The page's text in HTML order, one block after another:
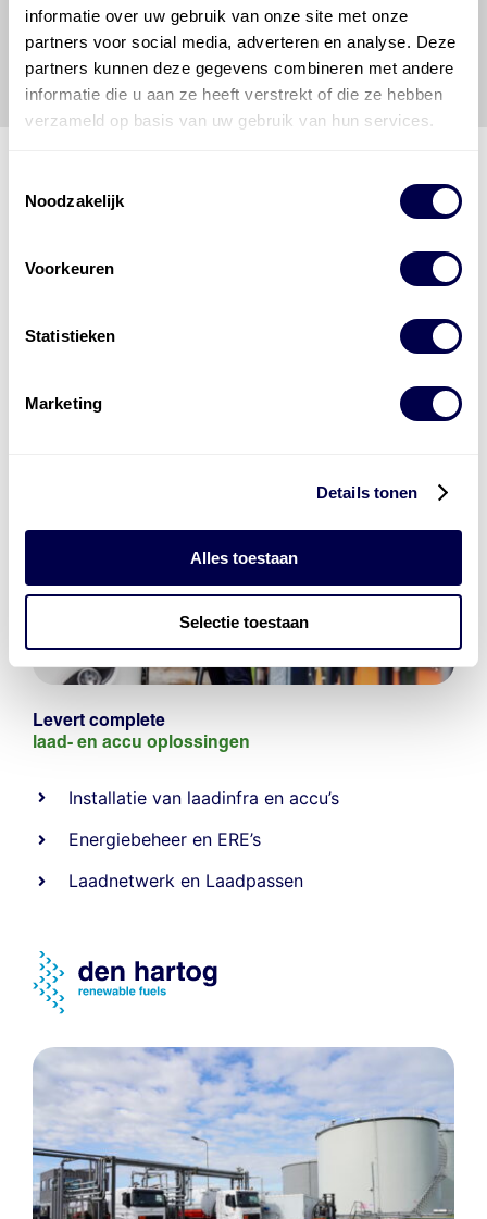
informatie over uw gebruik van onze site met onze
partners voor social media, adverteren en analyse. Deze
partners kunnen deze gegevens combineren met andere
informatie die u aan ze heeft verstrekt of die ze hebben
verzameld op basis van uw gebruik van hun services.
Noodzakelijk
Voorkeuren
Statistieken
Marketing
Details tonen
Alles toestaan
Selectie toestaan
Energies voor enig verlies, letsel, claim en schade
veroorzaakt door een onjuiste interpretatie of een
onjuist gebruik van de gepubliceerde gegevens.
Levert complete
laad- en accu oplossingen
Installatie van laadinfra en accu’s
Energiebeheer en ERE’s
Laadnetwerk en Laadpassen